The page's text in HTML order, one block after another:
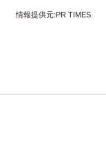
情報提供元:PR TIMES